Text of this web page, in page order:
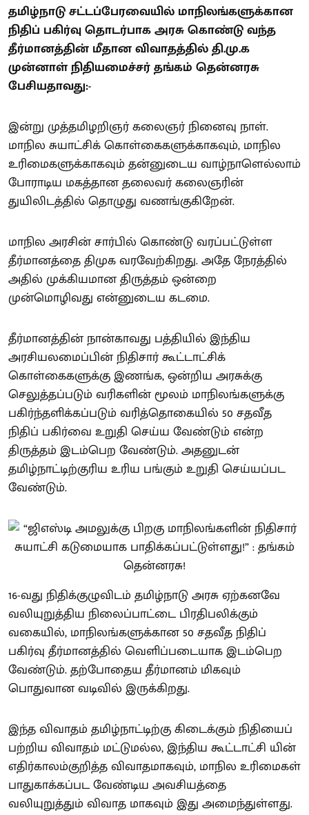
தமிழ்நாடு சட்டப்பேரவையில் மாநிலங்களுக்கான
நிதிப் பகிர்வு தொடர்பாக அரசு கொண்டு வந்த
தீர்மானத்தின் மீதான விவாதத்தில் தி.மு.க
முன்னாள் நிதியமைச்சர் தங்கம் தென்னரசு
பேசியதாவது:-
இன்று முத்தமிழறிஞர் கலைஞர் நினைவு நாள்.
மாநில சுயாட்சிக் கொள்கைகளுக்காகவும், மாநில
உரிமைகளுக்காகவும் தன்னுடைய வாழ்நாளெல்லாம்
போராடிய மகத்தான தலைவர் கலைஞரின்
துயிலிடத்தில் தொழுது வணங்குகிறேன்.
மாநில அரசின் சார்பில் கொண்டு வரப்பட்டுள்ள
தீர்மானத்தை திமுக வரவேற்கிறது. அதே நேரத்தில்
அதில் முக்கியமான திருத்தம் ஒன்றை
முன்மொழிவது என்னுடைய கடமை.
தீர்மானத்தின் நான்காவது பத்தியில் இந்திய
அரசியலமைப்பின் நிதிசார் கூட்டாட்சிக்
கொள்கைகளுக்கு இணங்க, ஒன்றிய அரசுக்கு
செலுத்தப்படும் வரிகளின் மூலம் மாநிலங்களுக்கு
பகிர்ந்தளிக்கப்படும் வரித்தொகையில் 50 சதவீத
நிதிப் பகிர்வை உறுதி செய்ய வேண்டும் என்ற
திருத்தம் இடம்பெற வேண்டும். அதனுடன்
தமிழ்நாட்டிற்குரிய உரிய பங்கும் உறுதி செய்யப்பட
வேண்டும்.
16-வது நிதிக்குழுவிடம் தமிழ்நாடு அரசு ஏற்கனவே
வலியுறுத்திய நிலைப்பாட்டை பிரதிபலிக்கும்
வகையில், மாநிலங்களுக்கான 50 சதவீத நிதிப்
பகிர்வு தீர்மானத்தில் வெளிப்படையாக இடம்பெற
வேண்டும். தற்போதைய தீர்மானம் மிகவும்
பொதுவான வடிவில் இருக்கிறது.
இந்த விவாதம் தமிழ்நாட்டிற்கு கிடைக்கும் நிதியைப்
பற்றிய விவாதம் மட்டுமல்ல, இந்திய கூட்டாட்சி யின்
எதிர்காலம்குறித்த விவாதமாகவும், மாநில உரிமைகள்
பாதுகாக்கப்பட வேண்டிய அவசியத்தை
வலியுறுத்தும் விவாத மாகவும் இது அமைந்துள்ளது.